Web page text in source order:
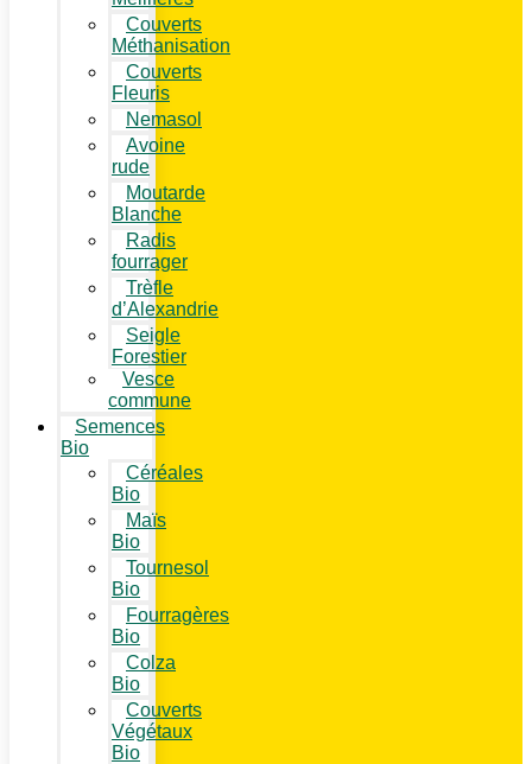
Couverts
Méthanisation
Couverts
Fleuris
Nemasol
Avoine
rude
Moutarde
Blanche
Radis
fourrager
Trèfle
d’Alexandrie
Seigle
Forestier
Vesce
commune
Semences
Bio
Céréales
Bio
Maïs
Bio
Tournesol
Bio
Fourragères
Bio
Colza
Bio
Couverts
Végétaux
Bio